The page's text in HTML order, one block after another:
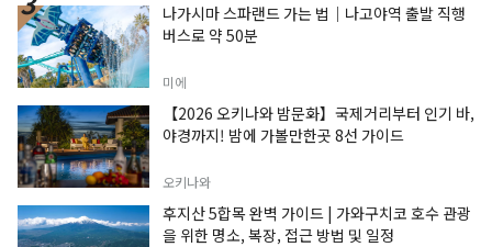
나가시마 스파랜드 가는 법｜나고야역 출발 직행
버스로 약 50분
미에
【2026 오키나와 밤문화】국제거리부터 인기 바,
야경까지! 밤에 가볼만한곳 8선 가이드
오키나와
후지산 5합목 완벽 가이드 | 가와구치코 호수 관광
을 위한 명소, 복장, 접근 방법 및 일정